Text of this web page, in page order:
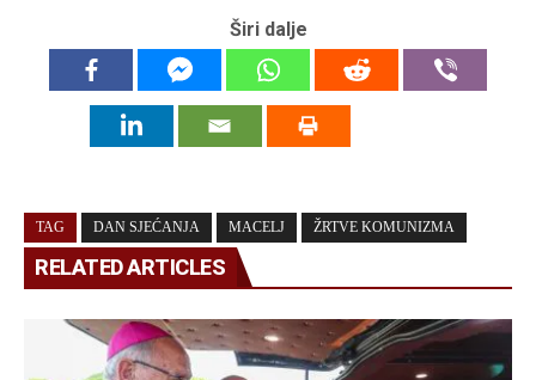
Širi dalje
TAG DAN SJEĆANJA MACELJ ŽRTVE KOMUNIZMA
RELATED ARTICLES